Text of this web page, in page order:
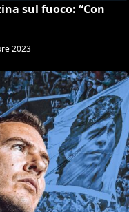
sul fuoco: “Con
2023